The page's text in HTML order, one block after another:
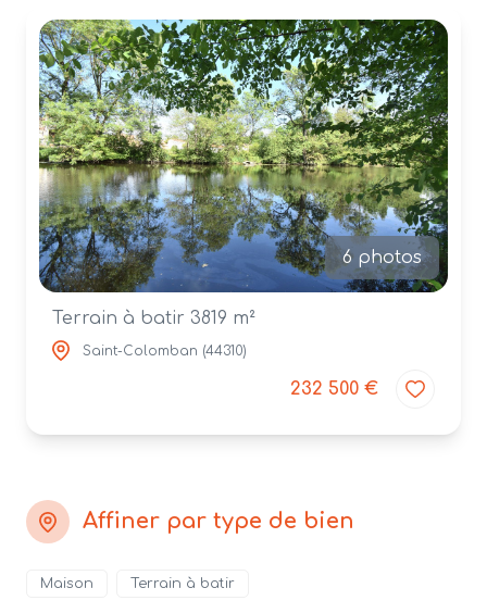
e-
mail
contact
6 photos
Terrain à batir 3819 m²
Saint-Colomban (44310)
232 500 €
Affiner par type de bien
Maison Terrain à batir